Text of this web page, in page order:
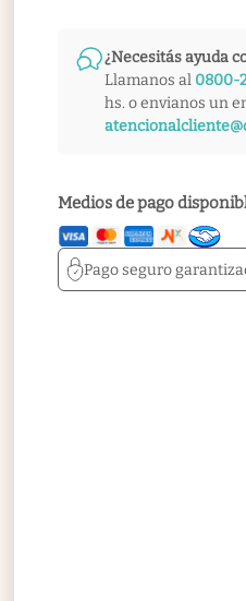
¿Necesitás ayuda
Llamanos al 0800-
hs. o envianos un
Medios de pago
Pago seguro